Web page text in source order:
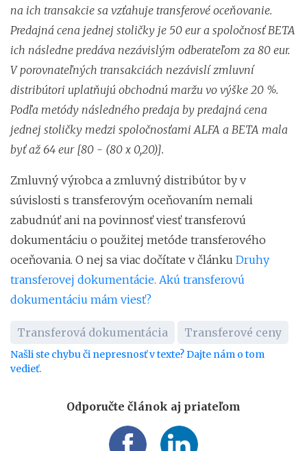
na ich transakcie sa vzťahuje transferové oceňovanie.
Predajná cena jednej stoličky je 50 eur a spoločnosť BETA
ich následne predáva nezávislým odberateľom za 80 eur.
V porovnateľných transakciách nezávislí zmluvní
distribútori uplatňujú obchodnú maržu vo výške 20 %.
Podľa metódy následného predaja by predajná cena
jednej stoličky medzi spoločnosťami ALFA a BETA mala
byť až 64 eur [80 - (80 x 0,20)].
Zmluvný výrobca a zmluvný distribútor by v
súvislosti s transferovým oceňovaním nemali
zabudnúť ani na povinnosť viesť transferovú
dokumentáciu o použitej metóde transferového
oceňovania. O nej sa viac dočítate v článku Druhy
transferovej dokumentácie. Akú transferovú
dokumentáciu mám viesť?
Transferová dokumentácia Transferové ceny
Našli ste chybu či nepresnosť v texte? Dajte nám o tom
vedieť.
Odporučte článok aj priateľom